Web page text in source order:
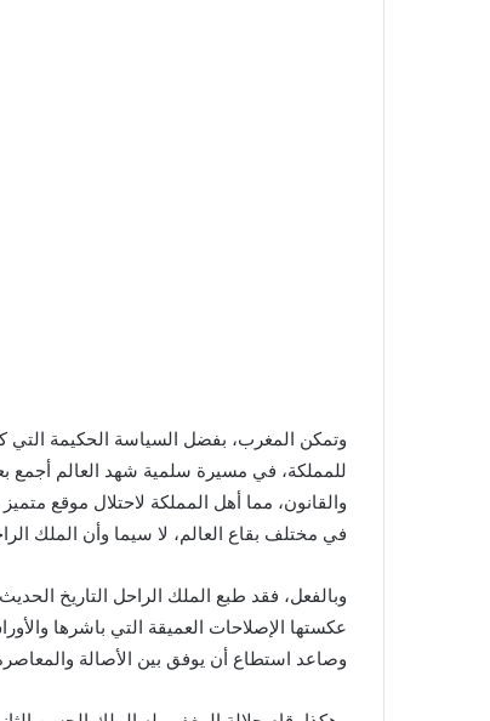
وتمكن المغرب، بفضل السياسة الحكيمة التي
للمملكة، في مسيرة سلمية شهد العالم أجمع
والقانون، مما أهل المملكة لاحتلال موقع
في مختلف بقاع العالم، لا سيما وأن الملك
وبالفعل، فقد طبع الملك الراحل التاريخ
عكستها الإصلاحات العميقة التي باشرها
وصاعد استطاع أن يوفق بين الأصالة